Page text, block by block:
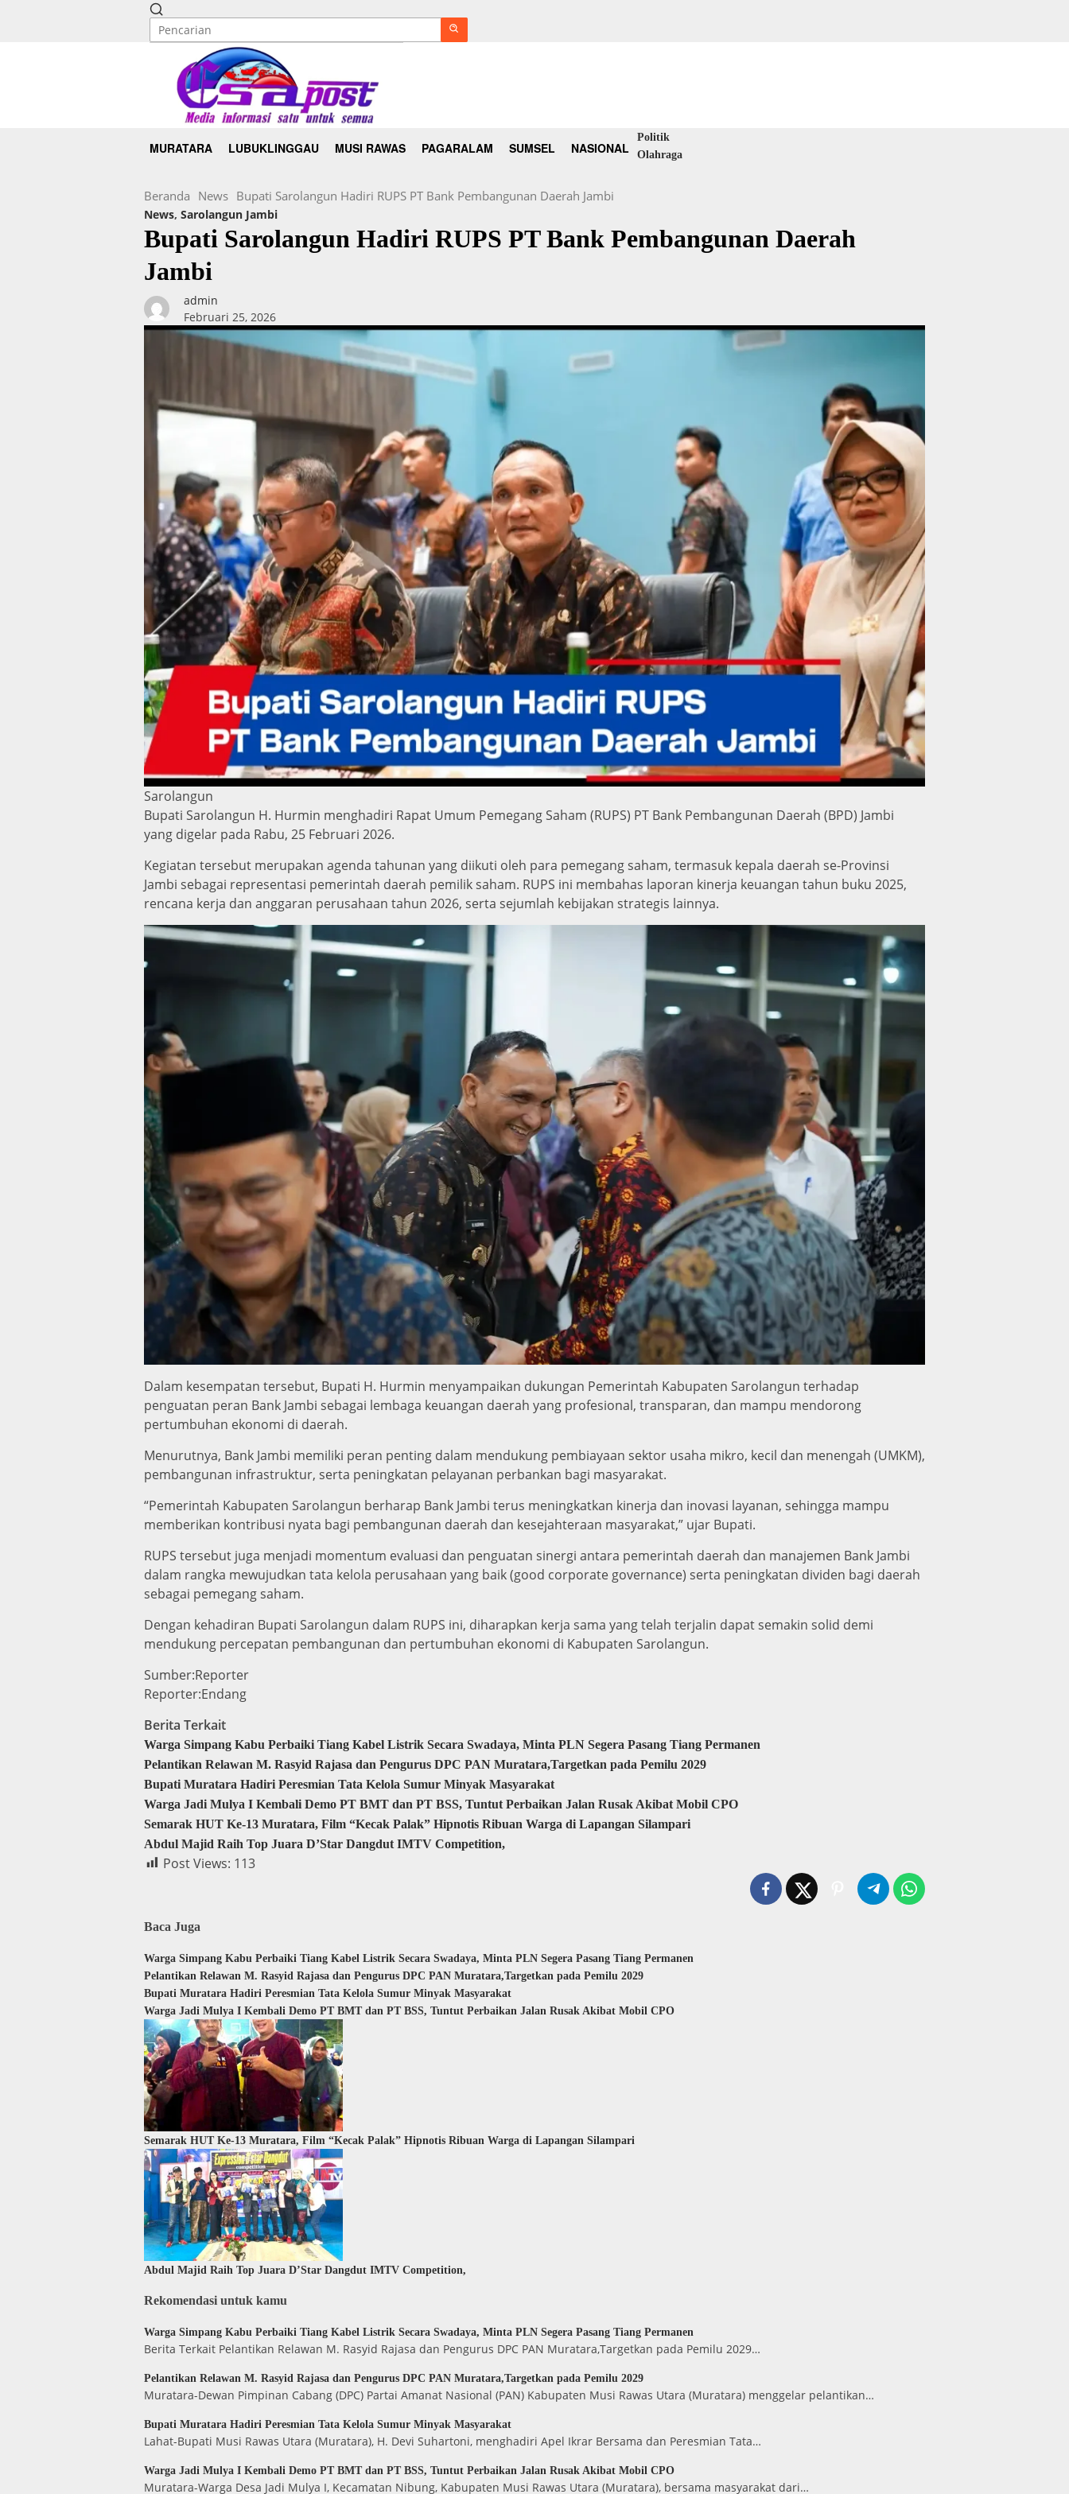
MURATARA LUBUKLINGGAU MUSI RAWAS PAGARALAM SUMSEL NASIONAL
Politik
Olahraga
Beranda News Bupati Sarolangun Hadiri RUPS PT Bank Pembangunan Daerah Jambi
News, Sarolangun Jambi
Bupati Sarolangun Hadiri RUPS PT Bank Pembangunan Daerah
Jambi
admin
Februari 25, 2026
Sarolangun
Bupati Sarolangun H. Hurmin menghadiri Rapat Umum Pemegang Saham (RUPS) PT Bank Pembangunan Daerah (BPD) Jambi
yang digelar pada Rabu, 25 Februari 2026.
Kegiatan tersebut merupakan agenda tahunan yang diikuti oleh para pemegang saham, termasuk kepala daerah se-Provinsi
Jambi sebagai representasi pemerintah daerah pemilik saham. RUPS ini membahas laporan kinerja keuangan tahun buku 2025,
rencana kerja dan anggaran perusahaan tahun 2026, serta sejumlah kebijakan strategis lainnya.
Dalam kesempatan tersebut, Bupati H. Hurmin menyampaikan dukungan Pemerintah Kabupaten Sarolangun terhadap
penguatan peran Bank Jambi sebagai lembaga keuangan daerah yang profesional, transparan, dan mampu mendorong
pertumbuhan ekonomi di daerah.
Menurutnya, Bank Jambi memiliki peran penting dalam mendukung pembiayaan sektor usaha mikro, kecil dan menengah (UMKM),
pembangunan infrastruktur, serta peningkatan pelayanan perbankan bagi masyarakat.
“Pemerintah Kabupaten Sarolangun berharap Bank Jambi terus meningkatkan kinerja dan inovasi layanan, sehingga mampu
memberikan kontribusi nyata bagi pembangunan daerah dan kesejahteraan masyarakat,” ujar Bupati.
RUPS tersebut juga menjadi momentum evaluasi dan penguatan sinergi antara pemerintah daerah dan manajemen Bank Jambi
dalam rangka mewujudkan tata kelola perusahaan yang baik (good corporate governance) serta peningkatan dividen bagi daerah
sebagai pemegang saham.
Dengan kehadiran Bupati Sarolangun dalam RUPS ini, diharapkan kerja sama yang telah terjalin dapat semakin solid demi
mendukung percepatan pembangunan dan pertumbuhan ekonomi di Kabupaten Sarolangun.
Sumber:Reporter
Reporter:Endang
Berita Terkait
Warga Simpang Kabu Perbaiki Tiang Kabel Listrik Secara Swadaya, Minta PLN Segera Pasang Tiang Permanen
Pelantikan Relawan M. Rasyid Rajasa dan Pengurus DPC PAN Muratara,Targetkan pada Pemilu 2029
Bupati Muratara Hadiri Peresmian Tata Kelola Sumur Minyak Masyarakat
Warga Jadi Mulya I Kembali Demo PT BMT dan PT BSS, Tuntut Perbaikan Jalan Rusak Akibat Mobil CPO
Semarak HUT Ke-13 Muratara, Film “Kecak Palak” Hipnotis Ribuan Warga di Lapangan Silampari
Abdul Majid Raih Top Juara D’Star Dangdut IMTV Competition,
Post Views: 113
Baca Juga
Warga Simpang Kabu Perbaiki Tiang Kabel Listrik Secara Swadaya, Minta PLN Segera Pasang Tiang Permanen
Pelantikan Relawan M. Rasyid Rajasa dan Pengurus DPC PAN Muratara,Targetkan pada Pemilu 2029
Bupati Muratara Hadiri Peresmian Tata Kelola Sumur Minyak Masyarakat
Warga Jadi Mulya I Kembali Demo PT BMT dan PT BSS, Tuntut Perbaikan Jalan Rusak Akibat Mobil CPO
Semarak HUT Ke-13 Muratara, Film “Kecak Palak” Hipnotis Ribuan Warga di Lapangan Silampari
Abdul Majid Raih Top Juara D’Star Dangdut IMTV Competition,
Rekomendasi untuk kamu
Warga Simpang Kabu Perbaiki Tiang Kabel Listrik Secara Swadaya, Minta PLN Segera Pasang Tiang Permanen
Berita Terkait Pelantikan Relawan M. Rasyid Rajasa dan Pengurus DPC PAN Muratara,Targetkan pada Pemilu 2029…
Pelantikan Relawan M. Rasyid Rajasa dan Pengurus DPC PAN Muratara,Targetkan pada Pemilu 2029
Muratara-Dewan Pimpinan Cabang (DPC) Partai Amanat Nasional (PAN) Kabupaten Musi Rawas Utara (Muratara) menggelar pelantikan…
Bupati Muratara Hadiri Peresmian Tata Kelola Sumur Minyak Masyarakat
Lahat-Bupati Musi Rawas Utara (Muratara), H. Devi Suhartoni, menghadiri Apel Ikrar Bersama dan Peresmian Tata…
Warga Jadi Mulya I Kembali Demo PT BMT dan PT BSS, Tuntut Perbaikan Jalan Rusak Akibat Mobil CPO
Muratara-Warga Desa Jadi Mulya I, Kecamatan Nibung, Kabupaten Musi Rawas Utara (Muratara), bersama masyarakat dari…